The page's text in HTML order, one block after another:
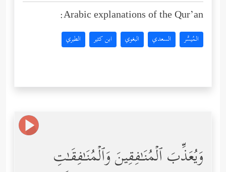
Arabic explanations of the Qur’an:
المُيسَّر السعدي البغوي ابن كثير الطبري
وَیُعَذِّبَ ٱلۡمُنَـٰفِقِینَ وَٱلۡمُنَـٰفِقَـٰتِ